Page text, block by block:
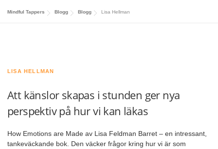
Mindful Tappers Blogg Blogg Lisa Hellman
LISA HELLMAN
Att känslor skapas i stunden ger nya
perspektiv på hur vi kan läkas
How Emotions are Made av Lisa Feldman Barret – en intressant,
tankeväckande bok. Den väcker frågor kring hur vi är som